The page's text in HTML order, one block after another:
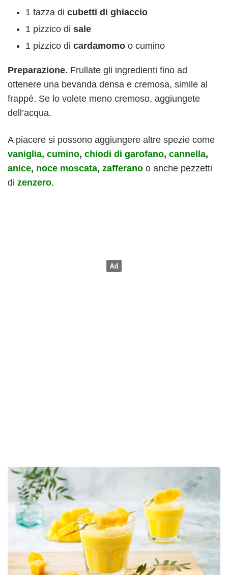
1 tazza di cubetti di ghiaccio
1 pizzico di sale
1 pizzico di cardamomo o cumino
Preparazione. Frullate gli ingredienti fino ad
ottenere una bevanda densa e cremosa, simile al
frappè. Se lo volete meno cremoso, aggiungete
dell’acqua.
A piacere si possono aggiungere altre spezie come
vaniglia, cumino, chiodi di garofano, cannella,
anice, noce moscata, zafferano o anche pezzetti
di zenzero.